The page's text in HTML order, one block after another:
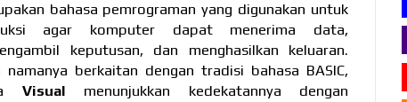
bahasa pemrograman yang digunakan untuk
agar komputer dapat menerima data,
keputusan, dan menghasilkan keluaran.
namanya berkaitan dengan tradisi bahasa BASIC,
Visual menunjukkan kedekatannya dengan